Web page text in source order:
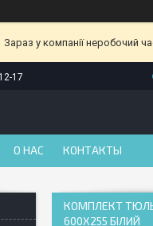
Зараз у компанії неробочий
17
О НАС КОНТАКТЫ
КОМПЛЕКТ ТЮЛЬ
600Х255 БІЛИЙ